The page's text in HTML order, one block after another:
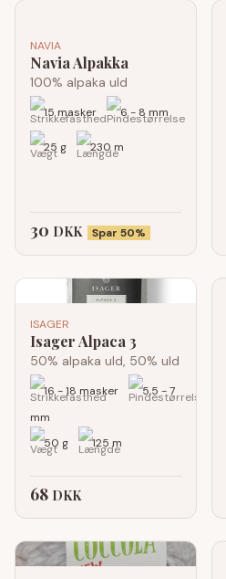
NAVIA
Navia Alpakka
100% alpaka uld
15 masker 6 - 8 mm
25 g 230 m
30 DKK Spar 50%
ISAGER
Isager Alpaca 3
50% alpaka uld, 50% uld
16 - 18 masker
5,5 - 7
mm
50 g
125 m
68 DKK